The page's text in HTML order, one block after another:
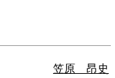
笠原 昂史